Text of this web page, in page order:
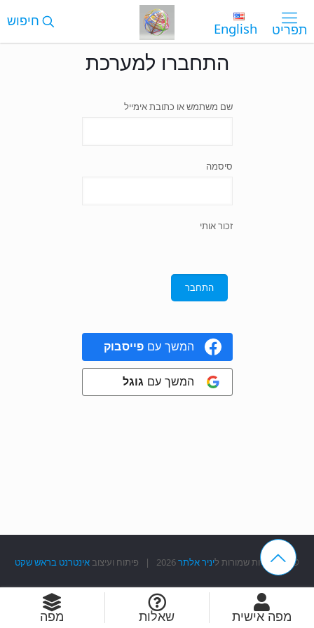
English
התחברו למערכת
שם משתמש או כתובת אימייל
סיסמה
זכור אותי
המשך עם פייסבוק
המשך עם גוגל
© כל הזכויות שמורות ליניר אלתר2026 | פיתוח ועיצוב אינטרנט בראש שקט